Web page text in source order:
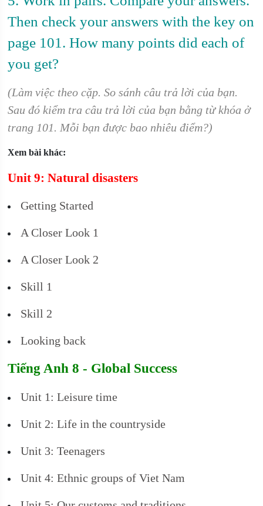
Then check your answers with the key on
page 101. How many points did each of
you get?
(Làm việc theo cặp. So sánh câu trả lời của bạn.
Sau đó kiểm tra câu trả lời của bạn bằng từ khóa ở
trang 101. Mỗi bạn được bao nhiêu điểm?)
Xem bài khác:
Unit 9: Natural disasters
Getting Started
A Closer Look 1
A Closer Look 2
Skill 1
Skill 2
Looking back
Tiếng Anh 8 - Global Success
Unit 1: Leisure time
Unit 2: Life in the countryside
Unit 3: Teenagers
Unit 4: Ethnic groups of Viet Nam